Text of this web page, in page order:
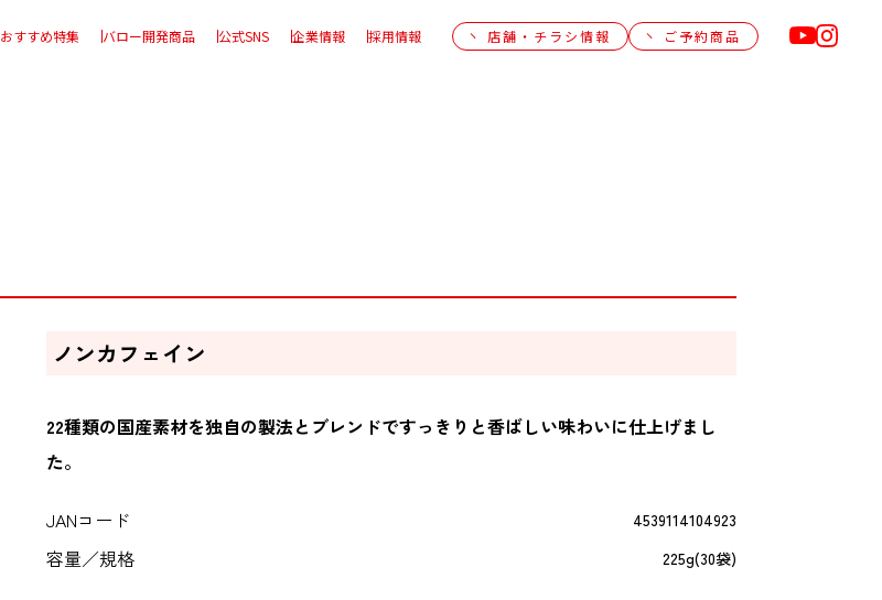
おすすめ特集 バロー開発商品 公式SNS 企業情報 採用情報 店舗・チラシ情報 ご予約商品
ノンカフェイン
22種類の国産素材を独自の製法とブレンドですっきりと香ばしい味わいに仕上げまし
た。
JANコード 4539114104923
容量／規格 225g(30袋)